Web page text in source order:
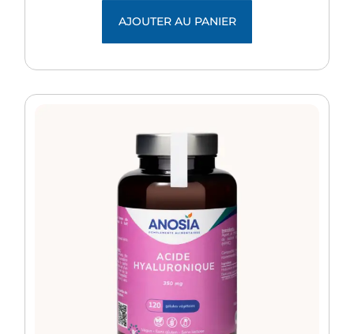
AJOUTER AU PANIER